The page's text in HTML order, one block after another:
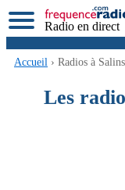
Radio en direct
Accueil › Radios à
Les